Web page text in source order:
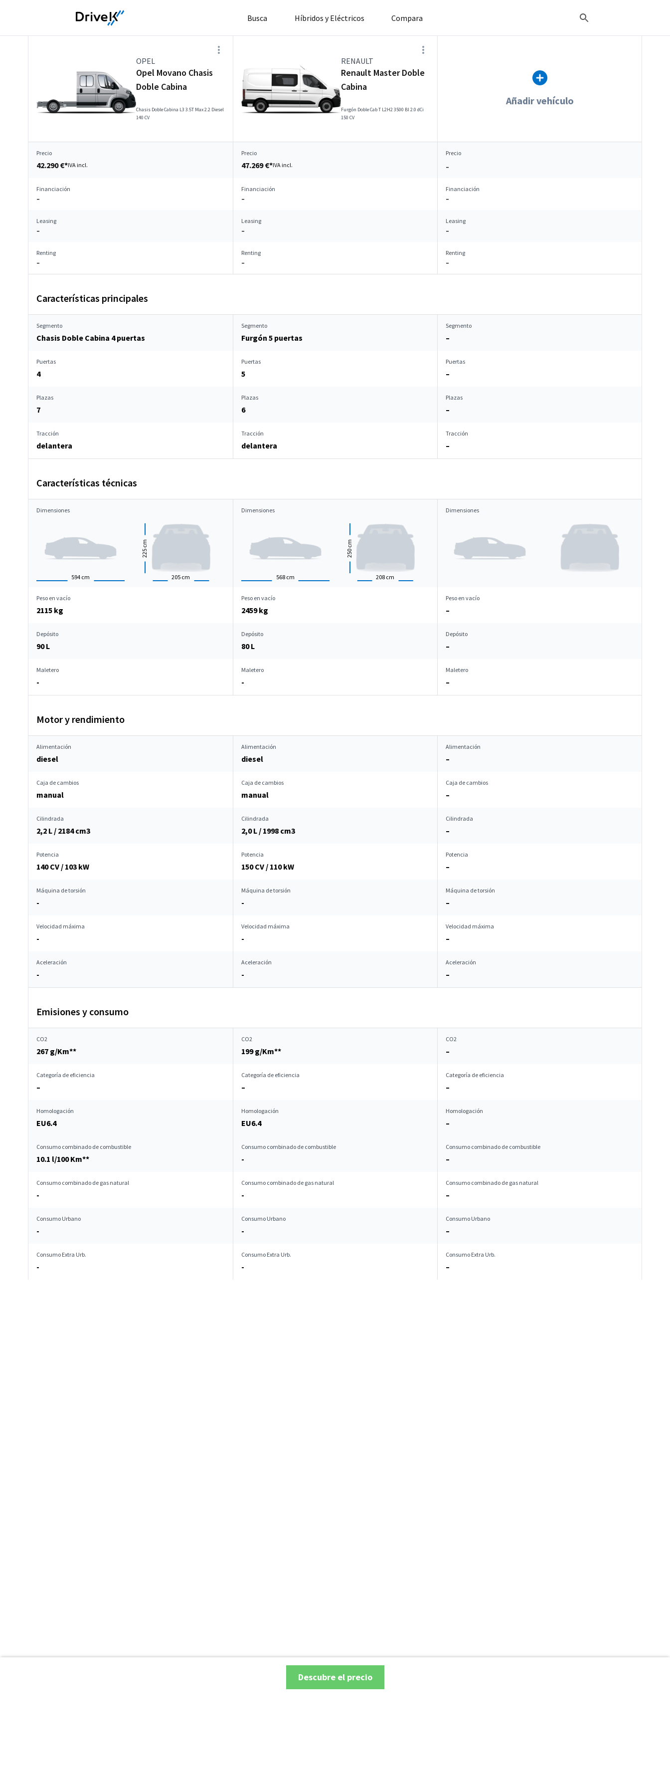
Busca Híbridos y Eléctricos Compara
OPEL
Opel Movano Chasis
Doble Cabina
Chasis Doble Cabina L3 3.5T Max 2.2 Diesel
140 CV
RENAULT
Renault Master Doble
Cabina
Furgón Doble Cab T L2H2 3500 Bl 2.0 dCi
150 CV
Añadir vehículo
Precio
42.290 €*IVA incl.
Precio
47.269 €*IVA incl.
Precio
–
Financiación
–
Financiación
–
Financiación
–
Leasing
–
Leasing
–
Leasing
–
Renting
–
Renting
–
Renting
–
Características principales
Segmento
Chasis Doble Cabina 4 puertas
Segmento
Furgón 5 puertas
Segmento
–
Puertas
4
Puertas
5
Puertas
–
Plazas
7
Plazas
6
Plazas
–
Tracción
delantera
Tracción
delantera
Tracción
–
Características técnicas
Dimensiones
594 cm 205 cm
225
cm
Dimensiones
568 cm 208 cm
250
cm
Dimensiones
Peso en vacío
2115 kg
Peso en vacío
2459 kg
Peso en vacío
–
Depósito
90 L
Depósito
80 L
Depósito
–
Maletero
-
Maletero
-
Maletero
–
Motor y rendimiento
Alimentación
diesel
Alimentación
diesel
Alimentación
–
Caja de cambios
manual
Caja de cambios
manual
Caja de cambios
–
Cilindrada
2,2 L / 2184 cm3
Cilindrada
2,0 L / 1998 cm3
Cilindrada
–
Potencia
140 CV / 103 kW
Potencia
150 CV / 110 kW
Potencia
–
Máquina de torsión
-
Máquina de torsión
-
Máquina de torsión
–
Velocidad máxima
-
Velocidad máxima
-
Velocidad máxima
–
Aceleración
-
Aceleración
-
Aceleración
–
Emisiones y consumo
CO2
267 g/Km**
CO2
199 g/Km**
CO2
–
Categoría de eficiencia
–
Categoría de eficiencia
–
Categoría de eficiencia
–
Homologación
EU6.4
Homologación
EU6.4
Homologación
–
Consumo combinado de combustible
10.1 l/100 Km**
Consumo combinado de combustible
-
Consumo combinado de combustible
–
Consumo combinado de gas natural
-
Consumo combinado de gas natural
-
Consumo combinado de gas natural
–
Consumo Urbano
-
Consumo Urbano
-
Consumo Urbano
–
Consumo Extra Urb.
-
Consumo Extra Urb.
-
Consumo Extra Urb.
–
Descubre el precio